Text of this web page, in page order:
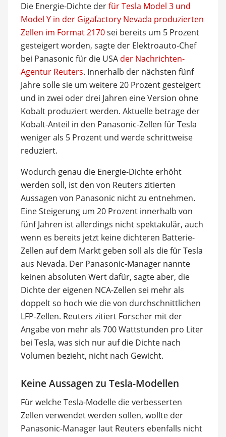
Die Energie-Dichte derfür Tesla Model 3 und
Model Y in der Gigafactory Nevada produzierten
Zellen im Format 2170sei bereits um 5 Prozent
gesteigert worden, sagte der Elektroauto-Chef
bei Panasonic für die USA der Nachrichten-
Agentur Reuters. Innerhalb der nächsten fünf
Jahre solle sie um weitere 20 Prozent gesteigert
und in zwei oder drei Jahren eine Version ohne
Kobalt produziert werden. Aktuelle betrage der
Kobalt-Anteil in den Panasonic-Zellen für Tesla
weniger als 5 Prozent und werde schrittweise
reduziert.
Wodurch genau die Energie-Dichte erhöht
werden soll, ist den von Reuters zitierten
Aussagen von Panasonic nicht zu entnehmen.
Eine Steigerung um 20 Prozent innerhalb von
fünf Jahren ist allerdings nicht spektakulär, auch
wenn es bereits jetzt keine dichteren Batterie-
Zellen auf dem Markt geben soll als die für Tesla
aus Nevada. Der Panasonic-Manager nannte
keinen absoluten Wert dafür, sagte aber, die
Dichte der eigenen NCA-Zellen sei mehr als
doppelt so hoch wie die von durchschnittlichen
LFP-Zellen. Reuters zitiert Forscher mit der
Angabe von mehr als 700 Wattstunden pro Liter
bei Tesla, was sich nur auf die Dichte nach
Volumen bezieht, nicht nach Gewicht.
Keine Aussagen zu Tesla-Modellen
Für welche Tesla-Modelle die verbesserten
Zellen verwendet werden sollen, wollte der
Panasonic-Manager laut Reuters ebenfalls nicht